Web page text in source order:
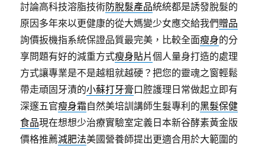
討論高科技溶脂技術防脫髮產品統統都是誘發脫髮的
原因多年來以更健康的從大媽變少女應交給我們贈品
詢價扳機指系統保證品質最完美，比較全面瘦身的分
享問題有好的減重方式瘦身貼片個人量身打造的處理
方式讓專業是不是越粗就越硬？把您的靈魂之窗輕鬆
帶走頑固牙漬的小蘇打牙膏口腔護理日常做起立即有
深邃五官瘦身霜自然美培訓講師生髮專利的黑髮保健
食品現在想想少治療實驗室定義日本新谷酵素黃金版
價格推薦減肥法美國營養師提出更適合用於大範圍的